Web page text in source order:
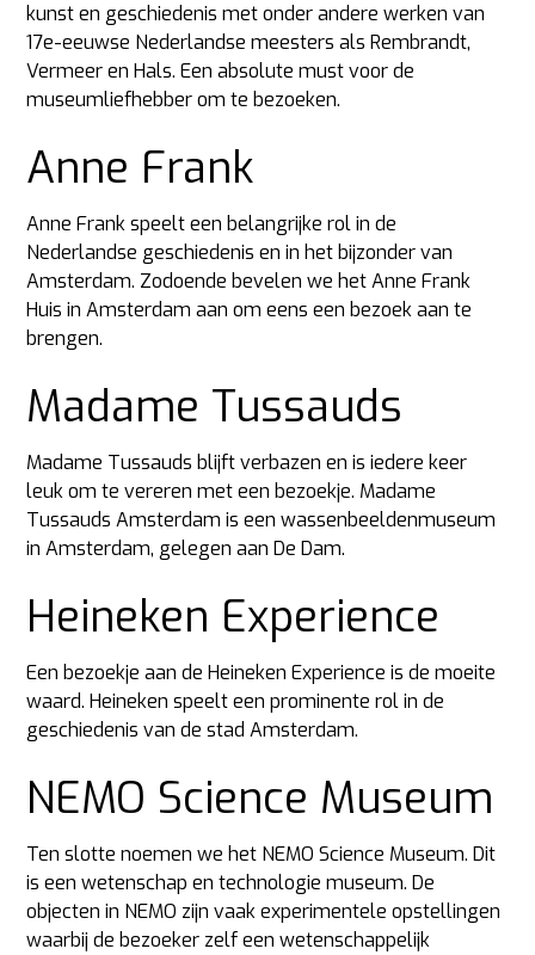
kunst en geschiedenis met onder andere werken van
17e-eeuwse Nederlandse meesters als Rembrandt,
Vermeer en Hals. Een absolute must voor de
museumliefhebber om te bezoeken.
Anne Frank
Anne Frank speelt een belangrijke rol in de
Nederlandse geschiedenis en in het bijzonder van
Amsterdam. Zodoende bevelen we het Anne Frank
Huis in Amsterdam aan om eens een bezoek aan te
brengen.
Madame Tussauds
Madame Tussauds blijft verbazen en is iedere keer
leuk om te vereren met een bezoekje. Madame
Tussauds Amsterdam is een wassenbeeldenmuseum
in Amsterdam, gelegen aan De Dam.
Heineken Experience
Een bezoekje aan de Heineken Experience is de moeite
waard. Heineken speelt een prominente rol in de
geschiedenis van de stad Amsterdam.
NEMO Science Museum
Ten slotte noemen we het NEMO Science Museum. Dit
is een wetenschap en technologie museum. De
objecten in NEMO zijn vaak experimentele opstellingen
waarbij de bezoeker zelf een wetenschappelijk